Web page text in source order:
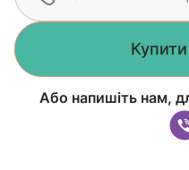
Купити
Або напишіть нам,